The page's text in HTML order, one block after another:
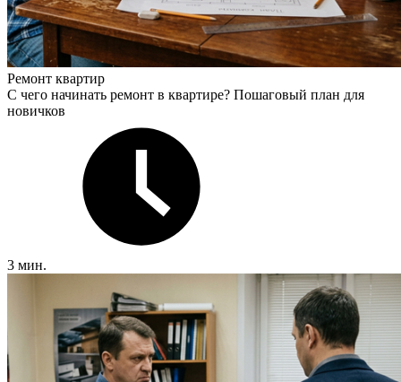
Ремонт квартир
С чего начинать ремонт в квартире? Пошаговый план для
новичков
3 мин.